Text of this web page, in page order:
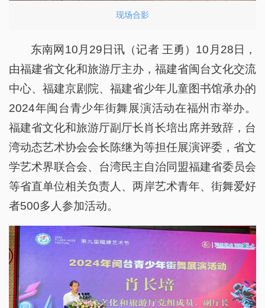
现场合影
东南网10月29日讯（记者 王勇）10月28日，
由福建省文化和旅游厅主办，福建省闽台文化交流
中心、福建京剧院、福建省少年儿童图书馆承办的
2024年闽台青少年街舞展演活动在福州市举办。
福建省文化和旅游厅副厅长肖长培出席并致辞，台
湾动态艺术协会会长陈继为等担任展演评委，省文
学艺术界联合会、台湾民主自治同盟福建省委员会
等省直单位相关负责人、两岸艺术青年、街舞爱好
者500多人参加活动。